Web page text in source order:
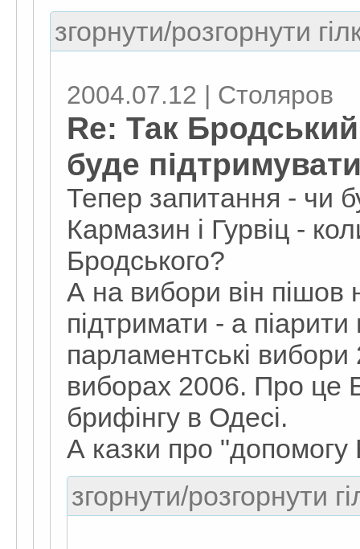
згорнути/розгорнути
2004.07.12 | Столяров
Re: Так
буде
Тепер запитання - чи
Кармазин і Гурвіц -
Бродського?
А на вибори він
підтримати - а
парламентські
виборах 2006. Про це
брифінгу в Одесі.
А казки про
згорнути/розгорнути